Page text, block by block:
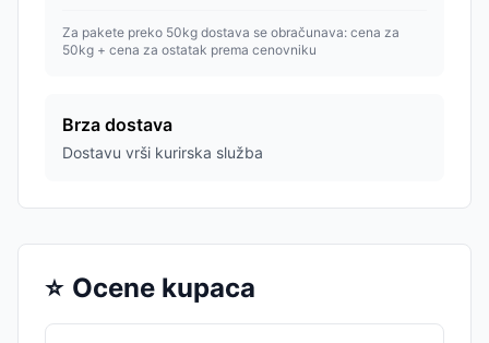
Za pakete preko 50kg dostava se obračunava: cena za
50kg + cena za ostatak prema cenovniku
Brza dostava
Dostavu vrši kurirska služba
⭐ Ocene kupaca